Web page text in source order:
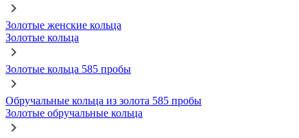
Золотые женские кольца
Золотые кольца
Золотые кольца 585 пробы
Обручальные кольца из золота 585 пробы
Золотые обручальные кольца